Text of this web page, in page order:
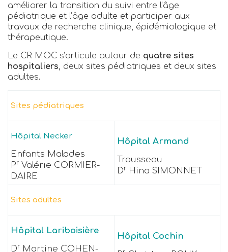
améliorer la transition du suivi entre l’âge
pédiatrique et l’âge adulte et participer aux
travaux de recherche clinique, épidémiologique et
thérapeutique.
Le CR MOC s’articule autour de quatre sites
hospitaliers , deux sites pédiatriques et deux sites
adultes.
Sites pédiatriques
Hôpital Necker
Enfants Malades
Pr Valérie CORMIER-
DAIRE
Hôpital Armand
Trousseau
Dr Hina SIMONNET
Sites adultes
Hôpital Lariboisière
Dr Martine COHEN-
Hôpital Cochin